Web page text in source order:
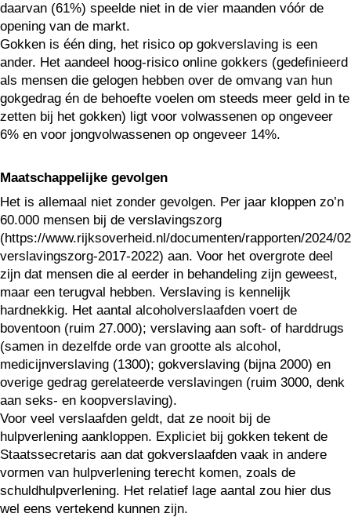
daarvan (61%) speelde niet in de vier maanden vóór de
opening van de markt.
Gokken is één ding, het risico op gokverslaving is een
ander. Het aandeel hoog-risico online gokkers (gedefinieerd
als mensen die gelogen hebben over de omvang van hun
gokgedrag én de behoefte voelen om steeds meer geld in te
zetten bij het gokken) ligt voor volwassenen op ongeveer
6% en voor jongvolwassenen op ongeveer 14%.
Maatschappelijke gevolgen
Het is allemaal niet zonder gevolgen. Per jaar kloppen zo’n
60.000 mensen bij de verslavingszorg
(https://www.rijksoverheid.nl/documenten/rapporten/2024/
verslavingszorg-2017-2022) aan. Voor het overgrote deel
zijn dat mensen die al eerder in behandeling zijn geweest,
maar een terugval hebben. Verslaving is kennelijk
hardnekkig. Het aantal alcoholverslaafden voert de
boventoon (ruim 27.000); verslaving aan soft- of harddrugs
(samen in dezelfde orde van grootte als alcohol,
medicijnverslaving (1300); gokverslaving (bijna 2000) en
overige gedrag gerelateerde verslavingen (ruim 3000, denk
aan seks- en koopverslaving).
Voor veel verslaafden geldt, dat ze nooit bij de
hulpverlening aankloppen. Expliciet bij gokken tekent de
Staatssecretaris aan dat gokverslaafden vaak in andere
vormen van hulpverlening terecht komen, zoals de
schuldhulpverlening. Het relatief lage aantal zou hier dus
wel eens vertekend kunnen zijn.